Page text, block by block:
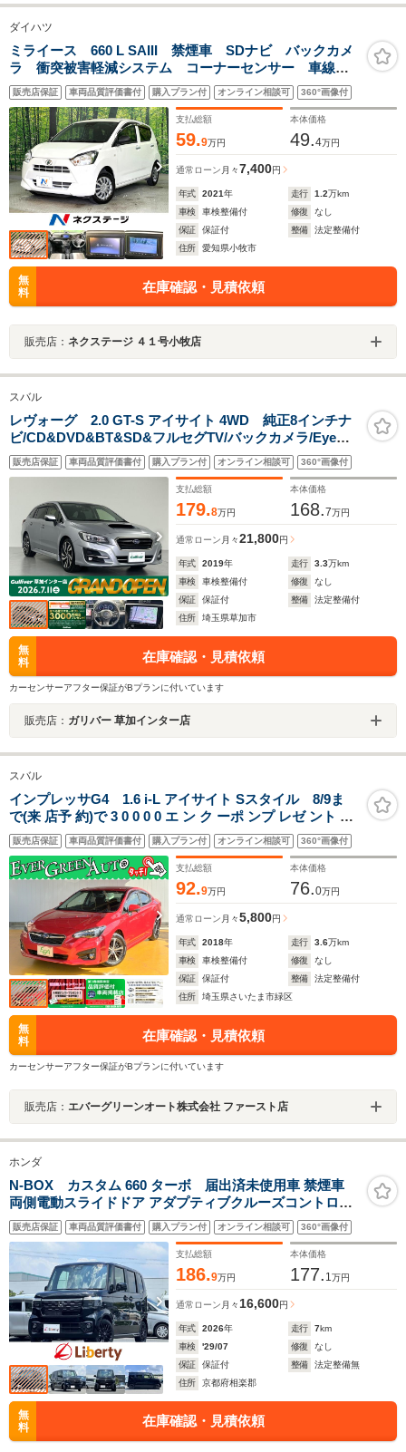
ダイハツ
ミライース 660 L SAIII 禁煙車 SDナビ バックカメ
ラ 衝突被害軽減システム コーナーセンサー 車線逸
脱警報 オートライト Bluetooth
販売店保証 車両品質評価書付 購入プラン付 オンライン相談可 360°画像付
支払総額
59.9万円
本体価格
49.4万円
通常ローン 月々7,400円
年式 2021年 走行 1.2万km
車検
車検整備付 修復
なし
保証
保証付 整備
法定整備付
住所
愛知県小牧市
無
料
在庫確認・見積依頼
販売店： ネクステージ ４１号小牧店
スバル
レヴォーグ 2.0 GT-S アイサイト 4WD 純正8インチナ
ビ/CD&DVD&BT&SD&フルセグTV/バックカメラ/Eye
Sight/プリクラッシュブレーキ/ツーリングアシスト/全車
速追従機能付クルーズコントロール/アクティブレーンキ
販売店保証 車両品質評価書付 購入プラン付 オンライン相談可 360°画像付
支払総額
179.8万円
本体価格
168.7万円
通常ローン 月々21,800円
年式 2019年 走行 3.3万km
車検
車検整備付 修復
なし
保証
保証付 整備
法定整備付
住所
埼玉県草加市
無
料
在庫確認・見積依頼
カーセンサーアフター保証がBプランに付いています
販売店： ガリバー 草加インター店
スバル
インプレッサG4 1.6 i-L アイサイト Sスタイル 8/9ま
で(来 店予 約)で 3 0 0 0 0 エ ン ク ーポ ンプ レゼ ント 禁
煙車 アイサイトVer3 純正SDナビ プッシュスタート サイ
ド/バックカメラ ブラインドスポットモニター パドルシフ
ト 電動パーキング
販売店保証 車両品質評価書付 購入プラン付 オンライン相談可 360°画像付
支払総額
92.9万円
本体価格
76.0万円
通常ローン 月々5,800円
年式 2018年 走行 3.6万km
車検
車検整備付 修復
なし
保証
保証付 整備
法定整備付
住所
埼玉県さいたま市緑区
無
料
在庫確認・見積依頼
カーセンサーアフター保証がBプランに付いています
販売店： エバーグリーンオート株式会社 ファースト店
ホンダ
N-BOX カスタム 660 ターボ 届出済未使用車 禁煙車
両側電動スライドドア アダプティブクルーズコントロー
ル 衝突被害軽減ブレーキ LEDヘッドライト 純正アルミホ
イール 電動パーキングブレーキ オートブレーキホールド
シートヒーター
販売店保証 車両品質評価書付 購入プラン付 オンライン相談可 360°画像付
支払総額
186.9万円
本体価格
177. 1万円
通常ローン 月々 16,600円
年式 2026年 走行 7km
車検
'29/07 修復
なし
保証
保証付 整備
法定整備無
住所
京都府相楽郡
無
料
在庫確認・見積依頼